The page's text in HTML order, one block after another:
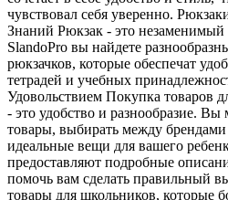
чувствовал себя уверенно.
Знаний Рюкзак - это
SlandoPro вы найдете
рюкзачков, которые обеспечат
тетрадей и учебных
Удовольствием Покупка товаров
- это удобство и разнообразие. Вы
товары, выбирать между
идеальные вещи для вашего
предоставляют подробные
помочь вам сделать правильный
товары для школьников, которые